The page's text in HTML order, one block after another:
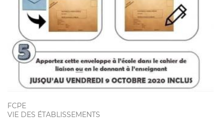
FCPE
VIE DES ÉTABLISSEMENTS